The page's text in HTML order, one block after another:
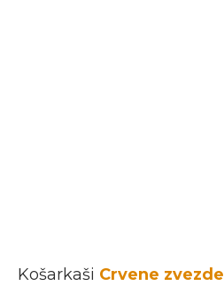
Košarkaši Crvene zvezde